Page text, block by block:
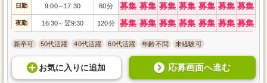
日勤 9:00～ 17:30 60分 募集 募集 募集 募集 募集 募集 募集
夜勤 16:30～ 翌9:30 120分 募集 募集 募集 募集 募集 募集 募集
新卒可 50代活躍 40代活躍 60代活躍 年齢不問 未経験可
お気に入り に追加 応募画面へ進む